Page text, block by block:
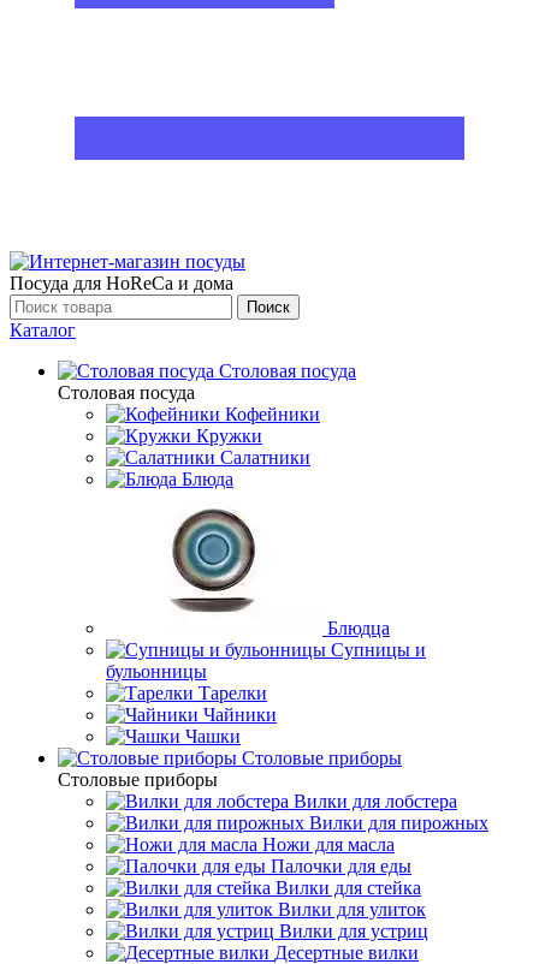
Посуда для HoReCa и дома
Поиск
Каталог
Столовая посуда
Столовая посуда
Кофейники
Кружки
Салатники
Блюда
Блюдца
Супницы и
бульонницы
Тарелки
Чайники
Чашки
Cтоловые приборы
Cтоловые приборы
Вилки для лобстера
Вилки для пирожных
Ножи для масла
Палочки для еды
Вилки для стейка
Вилки для улиток
Вилки для устриц
Десертные вилки